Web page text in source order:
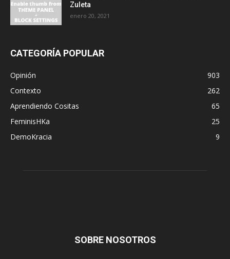
Zuleta
enero 20, 2021
CATEGORÍA POPULAR
Opinión
903
Contexto
262
Aprendiendo Cositas
65
FeminisHKa
25
DemoKracia
9
SOBRE NOSOTROS